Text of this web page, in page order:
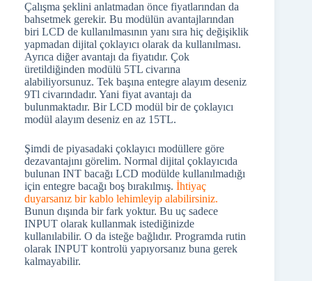
Çalışma şeklini anlatmadan önce fiyatlarından da
bahsetmek gerekir. Bu modülün avantajlarından
biri LCD de kullanılmasının yanı sıra hiç değişiklik
yapmadan dijital çoklayıcı olarak da kullanılması.
Ayrıca diğer avantajı da fiyatıdır. Çok
üretildiğinden modülü 5TL civarına
alabiliyorsunuz. Tek başına entegre alayım deseniz
9Tl civarındadır. Yani fiyat avantajı da
bulunmaktadır. Bir LCD modül bir de çoklayıcı
modül alayım deseniz en az 15TL.
Şimdi de piyasadaki çoklayıcı modüllere göre
dezavantajını görelim. Normal dijital çoklayıcıda
bulunan INT bacağı LCD modülde kullanılmadığı
için entegre bacağı boş bırakılmış. İhtiyaç
duyarsanız bir kablo lehimleyip alabilirsiniz.
Bunun dışında bir fark yoktur. Bu uç sadece
INPUT olarak kullanmak istediğinizde
kullanılabilir. O da isteğe bağlıdır. Programda rutin
olarak INPUT kontrolü yapıyorsanız buna gerek
kalmayabilir.